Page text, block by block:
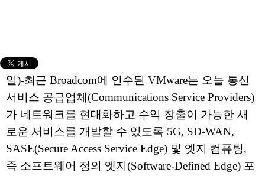
일)-최근 Broadcom에 인수된 VMware는 오늘 통신
서비스 공급업체(Communications Service Providers)
가 네트워크를 현대화하고 수익 창출이 가능한 새
로운 서비스를 개발할 수 있도록 5G, SD-WAN,
SASE(Secure Access Service Edge) 및 엣지 컴퓨팅,
즉 소프트웨어 정의 엣지(Software-Defined Edge) 포